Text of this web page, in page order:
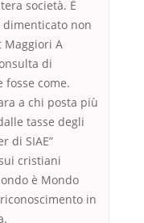
società. È
non
Maggiori A
di
fosse come.
a chi posta più
tasse degli
di SIAE”
cristiani
è Mondo
in